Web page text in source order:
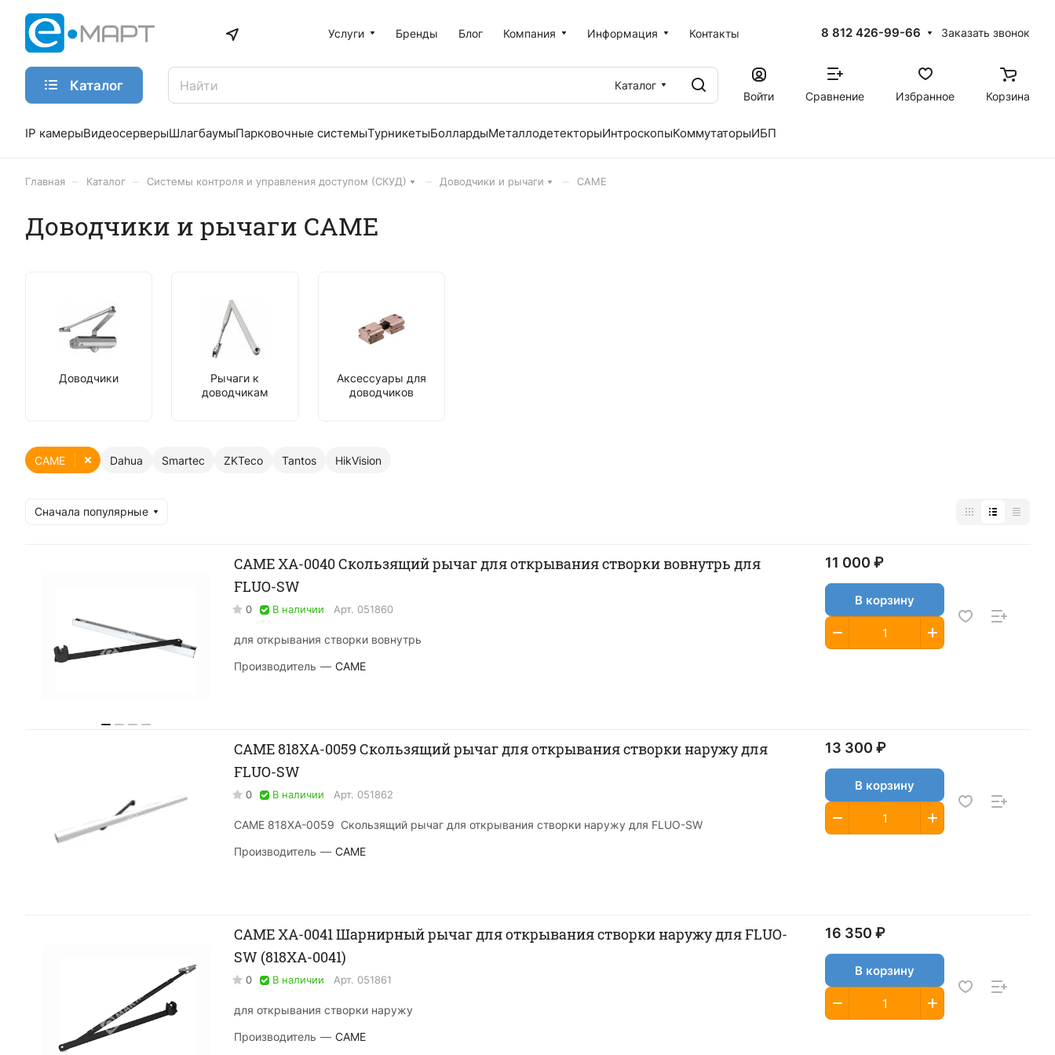
Услуги Бренды Блог Компания Информация Контакты 8 812 426-99-66 Заказать звонок
Каталог
Каталог
Войти
Сравнение Избранное Корзина
IP камерыВидеосерверыШлагбаумыПарковочные системыТурникетыБоллардыМеталлодетекторыИнтроскопыКоммутаторыИБП
Главная Каталог Системы контроля и управления доступом (СКУД) Доводчики и рычаги CAME
Доводчики и рычаги CAME
Доводчики
Рычаги к
доводчикам
Аксессуары для
доводчиков
Dahua Smartec ZKTeco Tantos HikVision
CAME
Сначала популярные
CAME XA-0040 Скользящий рычаг для открывания створки вовнутрь для
FLUO-SW
0 В наличии Арт. 051860
для открывания створки вовнутрь
Производитель — CAME
11 000 ₽
В корзину
CAME 818XA-0059 Скользящий рычаг для открывания створки наружу для
FLUO-SW
0 В наличии Арт. 051862
CAME 818XA-0059 Скользящий рычаг для открывания створки наружу для FLUO-SW
Производитель — CAME
13 300 ₽
В корзину
CAME XA-0041 Шарнирный рычаг для открывания створки наружу для FLUO-
SW (818XA-0041)
0 В наличии Арт. 051861
для открывания створки наружу
Производитель — CAME
16 350 ₽
В корзину